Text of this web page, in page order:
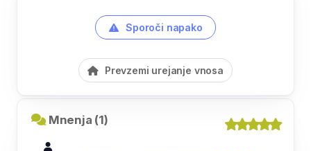
Sporoči napako
Prevzemi urejanje vnosa
Mnenja (1)